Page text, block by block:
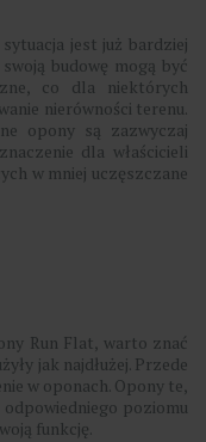
jest już bardziej
budowę mogą być
co dla niektórych
nierówności terenu.
opony są zazwyczaj
dla właścicieli
w mniej uczęszczane
Run Flat, warto znać
jak najdłużej. Przede
w oponach. Opony te,
poziomu
funkcję.